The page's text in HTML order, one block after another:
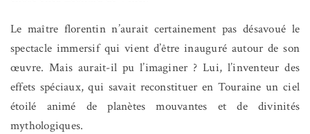
Le maître florentin n’aurait certainement pas désavoué le
spectacle immersif qui vient d’être inauguré autour de son
œuvre. Mais aurait-il pu l’imaginer ? Lui, l’inventeur des
effets spéciaux, qui savait reconstituer en Touraine un ciel
étoilé animé de planètes mouvantes et de divinités
mythologiques.